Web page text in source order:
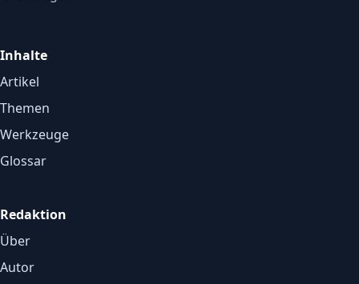
Inhalte
Artikel
Themen
Werkzeuge
Glossar
Redaktion
Über
Autor